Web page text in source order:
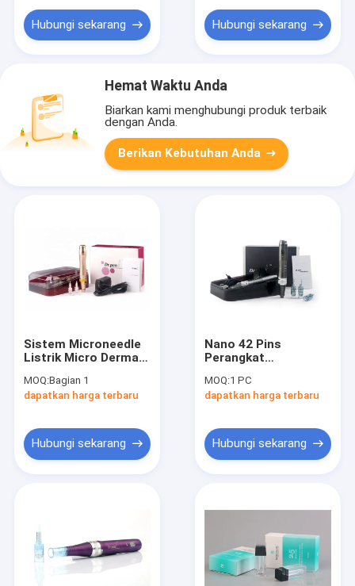
Hubungi sekarang Hubungi sekarang
Hemat Waktu Anda
Biarkan kami menghubungi produk terbaik
dengan Anda.
Berikan Kebutuhan Anda
Sistem Microneedle
Listrik Micro Derma
MOQ:Bagian 1
dapatkan harga terbaru
Hubungi sekarang
Nano 42 Pins
Perangkat
Profesional Pena
Microneedling Listrik
MOQ:1 PC
dapatkan harga terbaru
Hubungi sekarang